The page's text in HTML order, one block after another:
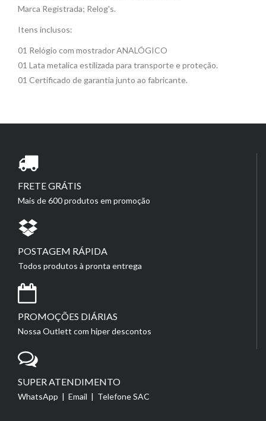
Marca Registrada; Relog's.
Itens inclusos:
01 Relógio com mostrador ANALÓGICO
01 Lata metalica estilizada para transporte e proteção.
01 Certificado de garantia junto ao fabricante.
FRETE GRÁTIS
Mais de 600 produtos em promoção
POSTAGEM RÁPIDA
Todos produtos à pronta entrega
PROMOÇÕES DIÁRIAS
Nossa Outlett com hiper descontos
SUPER ATENDIMENTO
WhatsApp | Email | Telefone SAC